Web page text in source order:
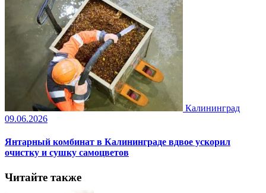
Калининград
09.06.2026
Янтарный комбинат в Калининграде вдвое ускорил
очистку и сушку самоцветов
Читайте также